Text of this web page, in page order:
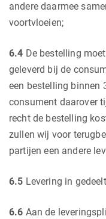
andere daarmee
voortvloeien;
6.4 De bestelling
geleverd bij de
een bestelling binnen
consument daarover
recht de bestelling
zullen wij voor
partijen een andere
6.5 Levering in
6.6 Aan de